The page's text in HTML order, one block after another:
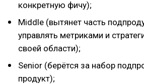
конкретную фичу);
Middle (вытянет часть
управлять метриками и
своей области);
Senior (берётся за набор
продукт);